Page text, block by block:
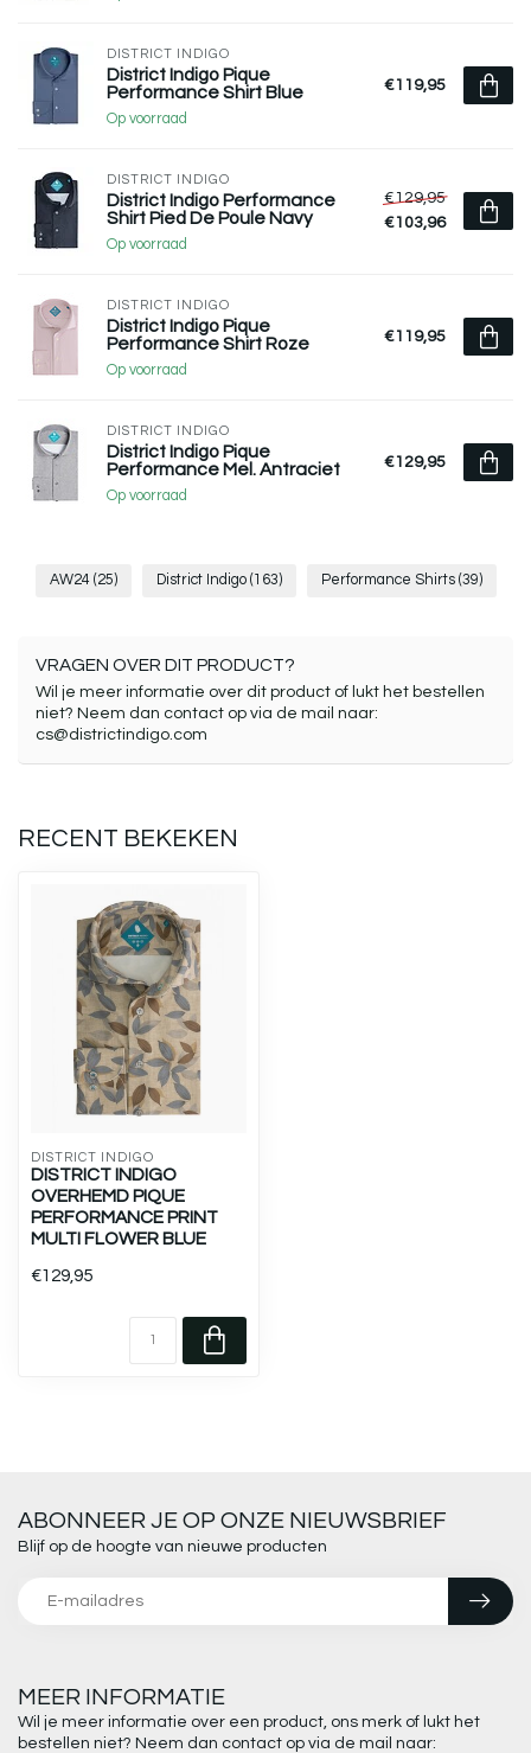
DISTRICT INDIGO
District Indigo Pique
Performance Shirt Blue
Op voorraad
€119,95
DISTRICT INDIGO
District Indigo Performance
Shirt Pied De Poule Navy
Op voorraad
€129,95
€103,96
DISTRICT INDIGO
District Indigo Pique
Performance Shirt Roze
Op voorraad
€119,95
DISTRICT INDIGO
District Indigo Pique
Performance Mel. Antraciet
Op voorraad
€129,95
AW24 (25) District Indigo (163) Performance Shirts (39)
VRAGEN OVER DIT PRODUCT?
Wil je meer informatie over dit product of lukt het bestellen
niet? Neem dan contact op via de mail naar:
cs@districtindigo.com
RECENT BEKEKEN
DISTRICT INDIGO
DISTRICT INDIGO
OVERHEMD PIQUE
PERFORMANCE PRINT
MULTI FLOWER BLUE
€129,95
MEER INFORMATIE
Wil je meer informatie over een product, ons merk of lukt het
bestellen niet? Neem dan contact op via de mail naar:
ABONNEER JE OP ONZE NIEUWSBRIEF
Blijf op de hoogte van nieuwe producten